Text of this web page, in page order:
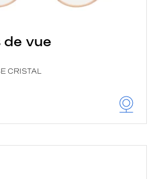
vue
CRISTAL